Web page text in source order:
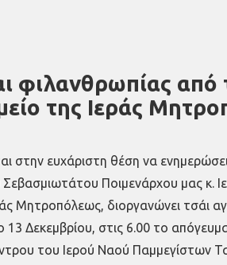
φιλανθρωπίας από
της Ιεράς
στην ευχάριστη θέση να
Σεβασμιωτάτου Ποιμενάρχου μας κ.
Μητροπόλεως, διοργανώνει τσάι
Δεκεμβρίου, στις 6.00 το
του Ιερού Ναού Παμμεγίστων